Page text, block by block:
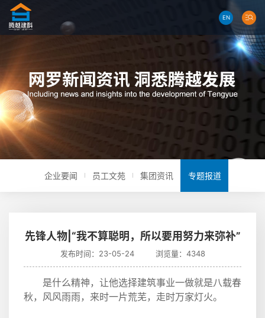
EN
企业要闻 员工文苑 集团资讯 专题报道
先锋人物|“我不算聪明，所以要用努力来弥补”
发布时间：23-05-24 浏览量：4348
是什么精神，让他选择建筑事业一做就是八载春
秋，风风雨雨，来时一片荒芜，走时万家灯火。